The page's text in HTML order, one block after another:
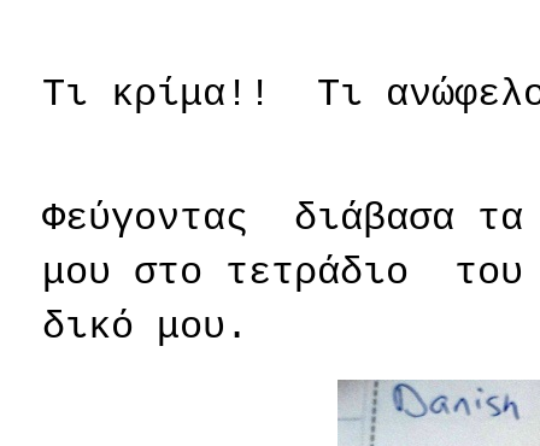
Τι κρίμα!! Τι
Φεύγοντας
διάβασα
μου στο τετράδιο
του
δικό μου.